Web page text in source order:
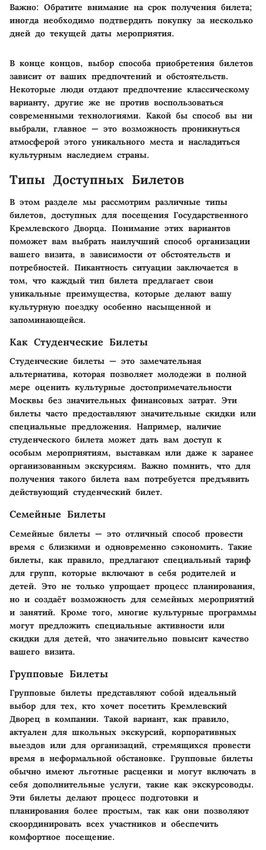
Важно: Обратите внимание на срок получения билета;
иногда необходимо подтвердить покупку за несколько
дней до текущей даты мероприятия.
В конце концов, выбор способа приобретения билетов
зависит от ваших предпочтений и обстоятельств.
Некоторые люди отдают предпочтение классическому
варианту, другие же не против воспользоваться
современными технологиями. Какой бы способ вы ни
выбрали, главное — это возможность проникнуться
атмосферой этого уникального места и насладиться
культурным наследием страны.
Типы Доступных Билетов
В этом разделе мы рассмотрим различные типы
билетов, доступных для посещения Государственного
Кремлевского Дворца. Понимание этих вариантов
поможет вам выбрать наилучший способ организации
вашего визита, в зависимости от обстоятельств и
потребностей. Пикантность ситуации заключается в
том, что каждый тип билета предлагает свои
уникальные преимущества, которые делают вашу
культурную поездку особенно насыщенной и
запоминающейся.
Как Студенческие Билеты
Студенческие билеты — это замечательная
альтернатива, которая позволяет молодежи в полной
мере оценить культурные достопримечательности
Москвы без значительных финансовых затрат. Эти
билеты часто предоставляют значительные скидки или
специальные предложения. Например, наличие
студенческого билета может дать вам доступ к
особым мероприятиям, выставкам или даже к заранее
организованным экскурсиям. Важно помнить, что для
получения такого билета вам потребуется предъявить
действующий студенческий билет.
Семейные Билеты
Семейные билеты — это отличный способ провести
время с близкими и одновременно сэкономить. Такие
билеты, как правило, предлагают специальный тариф
для групп, которые включают в себя родителей и
детей. Это не только упрощает процесс планирования,
но и создаёт возможность для семейных мероприятий
и занятий. Кроме того, многие культурные программы
могут предложить специальные активности или
скидки для детей, что значительно повысит качество
вашего визита.
Групповые Билеты
Групповые билеты представляют собой идеальный
выбор для тех, кто хочет посетить Кремлевский
Дворец в компании. Такой вариант, как правило,
актуален для школьных экскурсий, корпоративных
выездов или для организаций, стремящихся провести
время в неформальной обстановке. Групповые билеты
обычно имеют льготные расценки и могут включать в
себя дополнительные услуги, такие как экскурсоводы.
Эти билеты делают процесс подготовки и
планирования более простым, так как они позволяют
скоординировать всех участников и обеспечить
комфортное посещение.